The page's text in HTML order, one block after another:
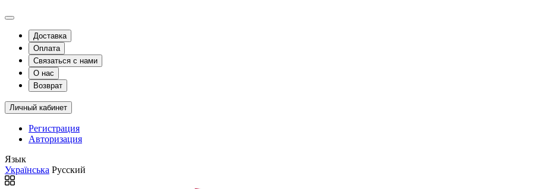
Доставка
Оплата
Связаться с нами
О нас
Возврат
Личный кабинет
Регистрация
Авторизация
Язык
Українська Русский